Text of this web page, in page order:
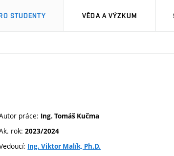
STUDENTY VĚDA A VÝZKUM
práce: Ing. Tomáš Kučma
rok:2023/2024
Ing. Viktor Malík, Ph.D.